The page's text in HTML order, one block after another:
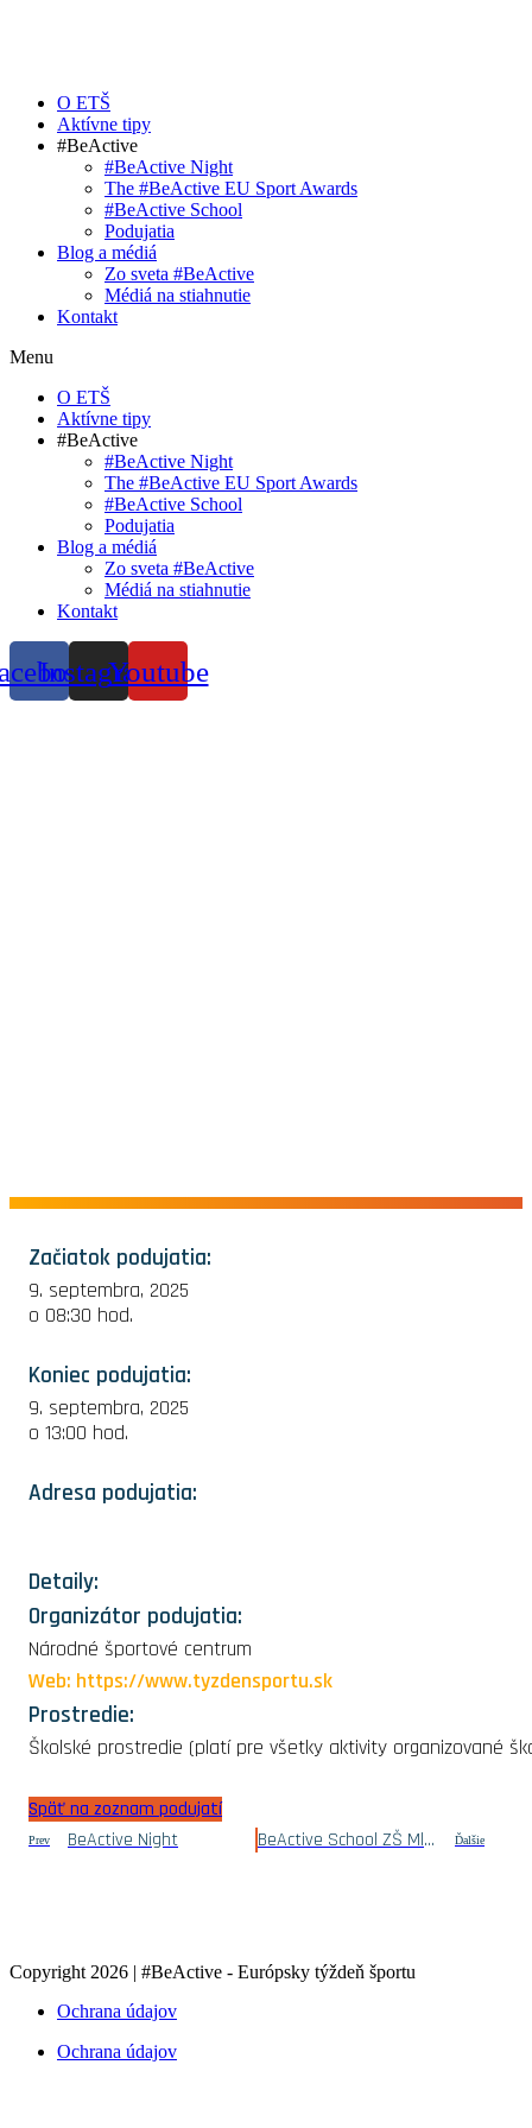
O ETŠ
Aktívne tipy
#BeActive
#BeActive Night
The #BeActive EU Sport Awards
#BeActive School
Podujatia
Blog a médiá
Zo sveta #BeActive
Médiá na stiahnutie
Kontakt
Menu
O ETŠ
Aktívne tipy
#BeActive
#BeActive Night
The #BeActive EU Sport Awards
#BeActive School
Podujatia
Blog a médiá
Zo sveta #BeActive
Médiá na stiahnutie
Kontakt
InstagramYoutube
Začiatok podujatia:
9. septembra, 2025
o 08:30 hod.
Koniec podujatia:
9. septembra, 2025
o 13:00 hod.
Adresa podujatia:
Detaily:
Organizátor podujatia:
Národné športové centrum
Web: https://www.tyzdensportu.sk
Prostredie:
Školské prostredie (platí pre všetky aktivity organizované
Späť na zoznam podujatí
Prev BeActive Night BeActive School ZŠ Mlynská Ďalšie
Copyright 2026 | #BeActive - Európsky týždeň športu
Ochrana údajov
Ochrana údajov